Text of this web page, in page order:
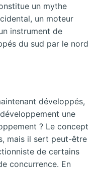
un mythe
un moteur
instrument de
du sud par le nord
développés,
une
? Le concept
mais il sert peut-être
de certains
concurrence. En